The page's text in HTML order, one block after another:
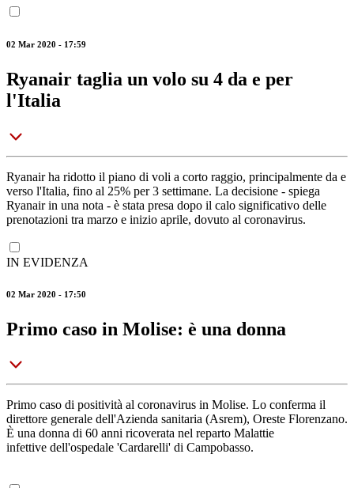
02 Mar 2020 - 17:59
Ryanair taglia un volo su 4 da e per
l'Italia
Ryanair ha ridotto il piano di voli a corto raggio, principalmente da e
verso l'Italia, fino al 25% per 3 settimane. La decisione - spiega
Ryanair in una nota - è stata presa dopo il calo significativo delle
prenotazioni tra marzo e inizio aprile, dovuto al coronavirus.
IN EVIDENZA
02 Mar 2020 - 17:50
Primo caso in Molise: è una donna
Primo caso di positività al coronavirus in Molise. Lo conferma il
direttore generale dell'Azienda sanitaria (Asrem), Oreste Florenzano.
È una donna di 60 anni ricoverata nel reparto Malattie
infettive dell'ospedale 'Cardarelli' di Campobasso.